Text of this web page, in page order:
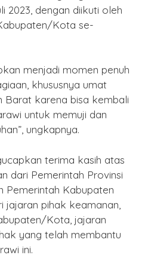
2023, dengan diikuti oleh
Kota se-
menjadi momen penuh
khususnya umat
Barat karena bisa kembali
untuk memuji dan
ungkapnya.
terima kasih atas
dari Pemerintah Provinsi
Pemerintah Kabupaten
jajaran pihak keamanan,
Kota, jajaran
yang telah membantu
ini.